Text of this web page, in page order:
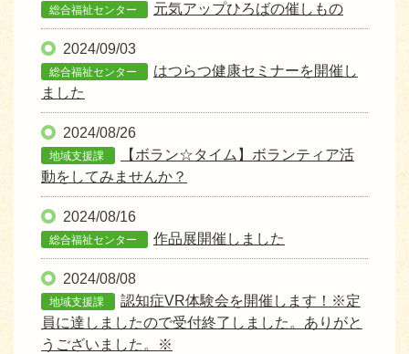
総合福祉センター 元気アップひろばの催しもの
2024/09/03
総合福祉センター
はつらつ健康セミナーを開催し
ました
2024/08/26
地域支援課
【ボラン☆タイム】ボランティア活
動をしてみませんか？
2024/08/16
総合福祉センター 作品展開催しました
2024/08/08
地域支援課
認知症VR体験会を開催します！※定
員に達しましたので受付終了しました。ありがと
うございました。※